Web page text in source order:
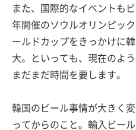
また、国際的なイベントも
年開催のソウルオリンピッ
ールドカップをきっかけに
大。といっても、現在のよ
まだまだ時間を要します。
韓国のビール事情が大きく
ってからのこと。輸入ビー